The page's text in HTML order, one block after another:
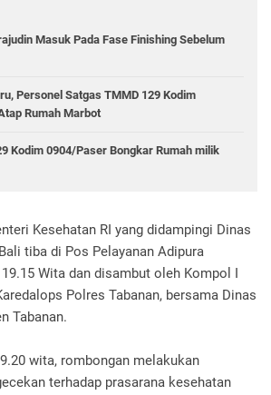
Masuk Pada Fase Finishing Sebelum
Personel Satgas TMMD 129 Kodim
Rumah Marbot
Kodim 0904/Paser Bongkar Rumah milik
Kesehatan RI yang didampingi Dinas
tiba di Pos Pelayanan Adipura
Wita dan disambut oleh Kompol I
Polres Tabanan, bersama Dinas
Tabanan.
wita, rombongan melakukan
terhadap prasarana kesehatan